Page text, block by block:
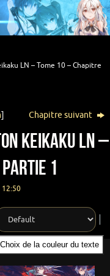
LN – Tome 10 – Chapitre
] Chapitre suivant
Keikaku LN –
1
12:50
Choix de la couleur du texte